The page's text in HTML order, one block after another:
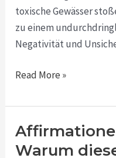
toxische Gewässer
zu einem
Negativität und
Read More »
Warum
Affirmationen
entzaubert: